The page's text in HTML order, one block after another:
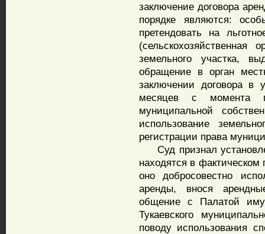
заключение договора
порядке являются:
претендовать на
(сельскохозяйственная
земельного участка,
обращение в орган
заключении договора в
месяцев с момента
муниципальной
использование
регистрации права
Суд признал
находятся в
оно добросовестно
аренды, внося
общение с Палатой
Тукаевского
поводу использования